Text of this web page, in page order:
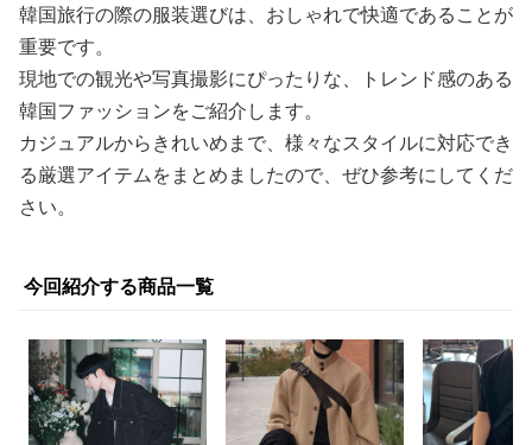
韓国旅行の際の服装選びは、おしゃれで快適であることが
重要です。
現地での観光や写真撮影にぴったりな、トレンド感のある
韓国ファッションをご紹介します。
カジュアルからきれいめまで、様々なスタイルに対応でき
る厳選アイテムをまとめましたので、ぜひ参考にしてくだ
さい。
今回紹介する商品一覧